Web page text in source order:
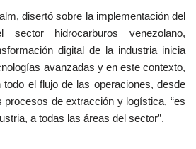
disertó sobre la implementación del
hidrocarburos venezolano,
digital de la industria inicia
avanzadas y en este contexto,
todo el flujo de las operaciones, desde
procesos de extracción y logística, “es
a todas las áreas del sector”.